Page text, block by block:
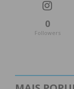
0
Followers